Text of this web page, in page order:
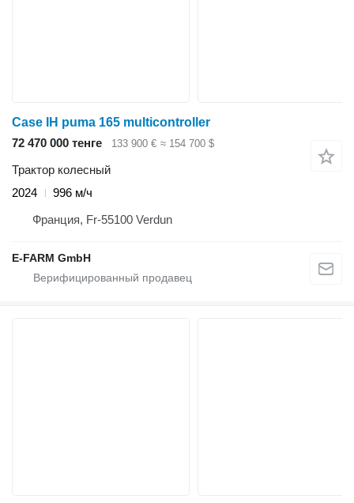
Case IH puma 165 multicontroller
72 470 000 тенге
133 900 € ≈ 154 700 $
Трактор колесный
2024
996 м/ч
Франция, Fr-55100 Verdun
E-FARM GmbH